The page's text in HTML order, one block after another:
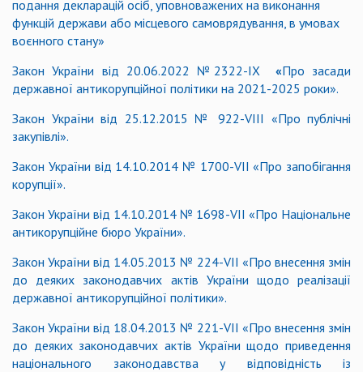
подання декларацій осіб, уповноважених на виконання
функцій держави або місцевого самоврядування, в умовах
воєнного стану»
Закон України від 20.06.2022 №2322-IX «Про засади
державної антикорупційної політики на 2021-2025 роки».
Закон України від 25.12.2015 № 922-VIIІ «Про публічні
закупівлі».
Закон України від 14.10.2014 № 1700-VII «Про запобігання
корупції».
Закон України від 14.10.2014 № 1698-VII «Про Національне
антикорупційне бюро України».
Закон України від 14.05.2013 № 224-VІІ «Про внесення змін
до деяких законодавчих актів України щодо реалізації
державної антикорупційної політики».
Закон України від 18.04.2013 № 221-VІІ «Про внесення змін
до деяких законодавчих актів України щодо приведення
національного законодавства у відповідність із